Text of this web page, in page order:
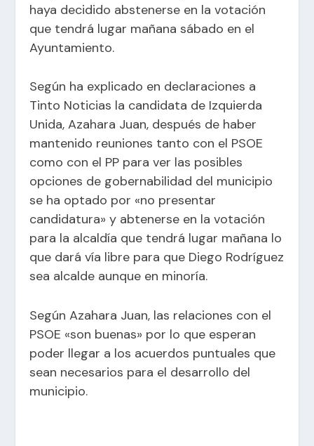
haya decidido abstenerse en la votación
que tendrá lugar mañana sábado en el
Ayuntamiento.
Según ha explicado en declaraciones a
Tinto Noticias la candidata de Izquierda
Unida, Azahara Juan, después de haber
mantenido reuniones tanto con el PSOE
como con el PP para ver las posibles
opciones de gobernabilidad del municipio
se ha optado por «no presentar
candidatura» y abtenerse en la votación
para la alcaldía que tendrá lugar mañana lo
que dará vía libre para que Diego Rodríguez
sea alcalde aunque en minoría.
Según Azahara Juan, las relaciones con el
PSOE «son buenas» por lo que esperan
poder llegar a los acuerdos puntuales que
sean necesarios para el desarrollo del
municipio.